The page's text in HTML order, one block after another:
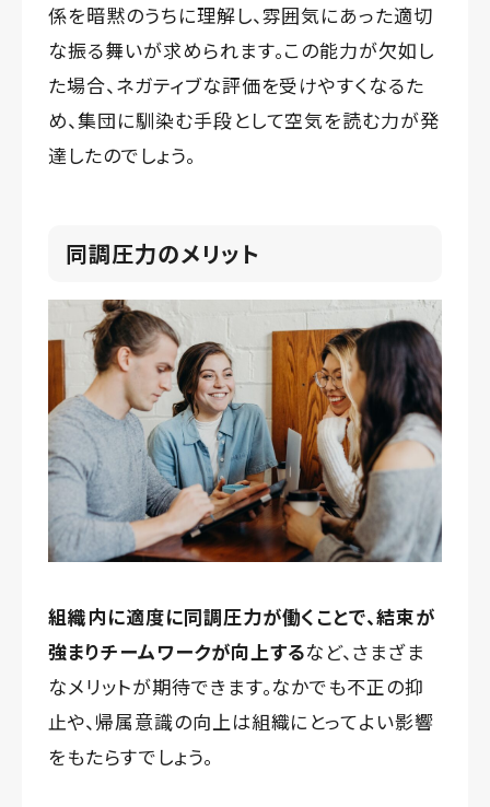
係を暗黙のうちに理解し、雰囲気にあった適切
な振る舞いが求められます。この能力が欠如し
た場合、ネガティブな評価を受けやすくなるた
め、集団に馴染む手段として空気を読む力が発
達したのでしょう。
同調圧力のメリット
組織内に適度に同調圧力が働くことで、結束が
強まりチームワークが向上するなど、さまざま
なメリットが期待できます。なかでも不正の抑
止や、帰属意識の向上は組織にとってよい影響
をもたらすでしょう。